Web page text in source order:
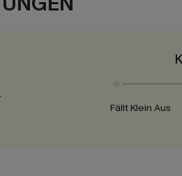
Fällt Klein Aus